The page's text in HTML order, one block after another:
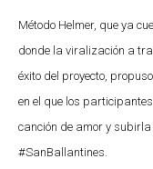
Método Helmer, que ya
donde la viralización a
éxito del proyecto,
en el que los
canción de amor y
#SanBallantines.